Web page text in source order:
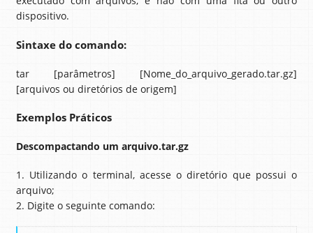
dispositivo.
Sintaxe do comando:
tar [parâmetros] [Nome_do_arquivo_gerado.tar.gz]
[arquivos ou diretórios de origem]
Exemplos Práticos
Descompactando um arquivo.tar.gz
1. Utilizando o terminal, acesse o diretório que possui o
arquivo;
2. Digite o seguinte comando: